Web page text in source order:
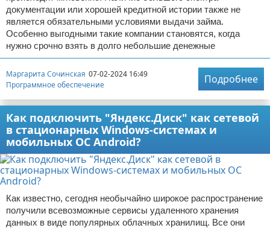
документации или хорошей кредитной истории также не
является обязательными условиями выдачи займа.
Особенно выгодными такие компании становятся, когда
нужно срочно взять в долго небольшие денежные
Маргарита Сочинская 07-02-2024 16:49
Программное обеспечение
Подробнее
Как подключить "Яндекс.Диск" как сетевой
в стационарных Windows-системах и
мобильных ОС Android?
Как известно, сегодня необычайно широкое распространение
получили всевозможные сервисы удаленного хранения
данных в виде популярных облачных хранилищ. Все они